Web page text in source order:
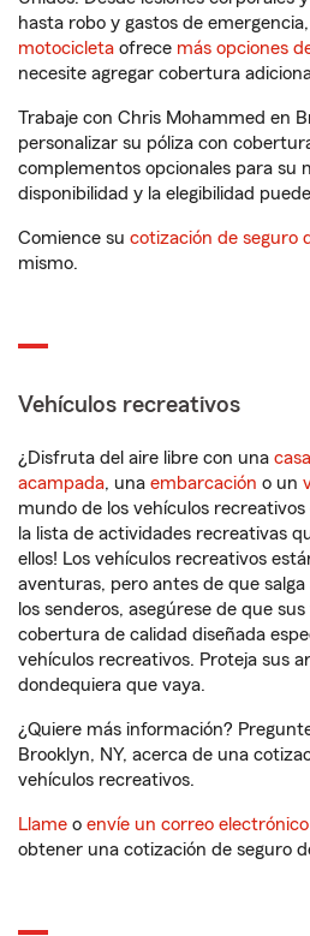
hasta robo y gastos de
motocicleta ofrece más opciones
necesite agregar cobertura
Trabaje con Chris Mohammed en
personalizar su póliza con
complementos opcionales para su
disponibilidad y la elegibilidad
Comience su cotización de seguro
mismo.
Vehículos recreativos
¿Disfruta del aire libre con una
acampada, una embarcación o un
mundo de los vehículos
la lista de actividades recreativas
ellos! Los vehículos recreativos
aventuras, pero antes de que
los senderos, asegúrese de que
cobertura de calidad diseñada
vehículos recreativos. Proteja sus
dondequiera que vaya.
¿Quiere más información?
Brooklyn, NY, acerca de una
vehículos recreativos.
Llame o envíe un correo
obtener una cotización de seguro